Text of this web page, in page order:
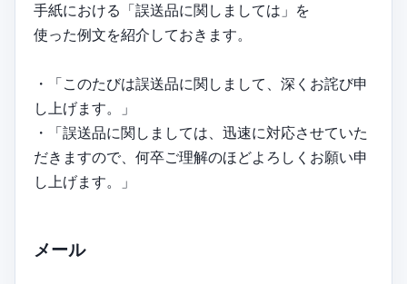
手紙における「誤送品に関しましては」を
使った例文を紹介しておきます。
・「このたびは誤送品に関しまして、深くお詫び申
し上げます。」
・「誤送品に関しましては、迅速に対応させていた
だきますので、何卒ご理解のほどよろしくお願い申
し上げます。」
メール